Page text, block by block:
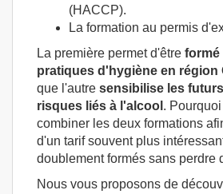
(HACCP).
La formation au permis
La première permet d'être formé
pratiques d'hygiène en région
que l'autre sensibilise les
risques liés à l'alcool .
combiner les deux formations
d'un tarif souvent plus
doublement formés sans perdre
Nous vous proposons de